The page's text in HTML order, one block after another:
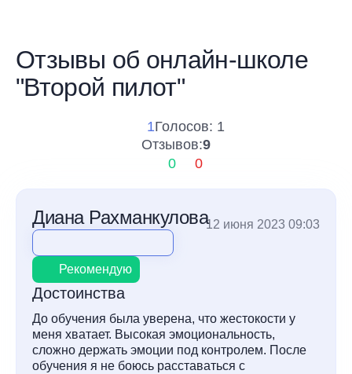
Отзывы об онлайн-школе
"Второй пилот"
1Голосов: 1
Отзывов:9
0
0
Диана Рахманкулова12 июня 2023 09:03
Рекомендую
Достоинства
До обучения была уверена, что жестокости у
меня хватает. Высокая эмоциональность,
сложно держать эмоции под контролем. После
обучения я не боюсь расставаться с